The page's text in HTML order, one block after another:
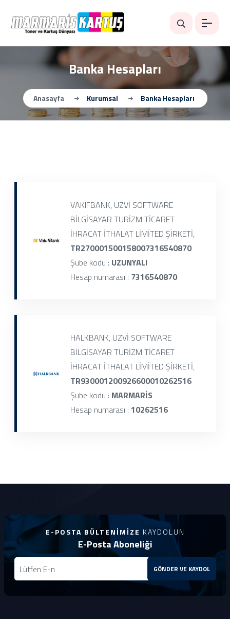
Banka Hesapları
Anasayfa Kurumsal Banka Hesapları
VAKIFBANK, UZVİ SOFTWARE
BİLGİSAYAR TURİZM TİCARET
İHRACAT İTHALAT LİMİTED ŞİRKETİ,
TR270001500158007316540870
Şube kodu : UZUNYALI
Hesap numarası : 7316540870
HALKBANK, UZVİ SOFTWARE
BİLGİSAYAR TURİZM TİCARET
İHRACAT İTHALAT LİMİTED ŞİRKETİ,
TR930001200926600010262516
Şube kodu : MARMARİS
Hesap numarası : 10262516
E-POSTA BÜLTENIMIZE KAYDOLUN
E-Posta Aboneliği
GÖNDER VE KAYDOL